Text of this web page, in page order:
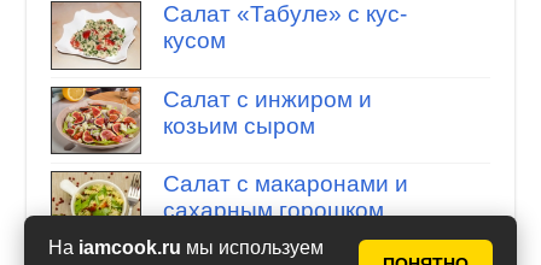
На iamcook.ru мы используем
Салат «Табуле» с кус-
кусом
Салат с инжиром и
козьим сыром
Салат с макаронами и
сахарным горошком